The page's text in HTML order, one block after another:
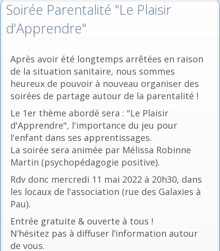
Soirée Parentalité "Le Plaisir
d'Apprendre"
Après avoir été longtemps arrêtées en raison
de la situation sanitaire, nous sommes
heureux de pouvoir à nouveau organiser des
soirées de partage autour de la parentalité !
Le 1er thème abordé sera : "Le Plaisir
d'Apprendre", l'importance du jeu pour
l'enfant dans ses apprentissages.
La soirée sera animée par Mélissa Robinne
Martin (psychopédagogie positive).
Rdv donc mercredi 11 mai 2022 à 20h30, dans
les locaux de l'association (rue des Galaxies à
Pau).
Entrée gratuite & ouverte à tous !
N’hésitez pas à diffuser l’information autour
de vous.